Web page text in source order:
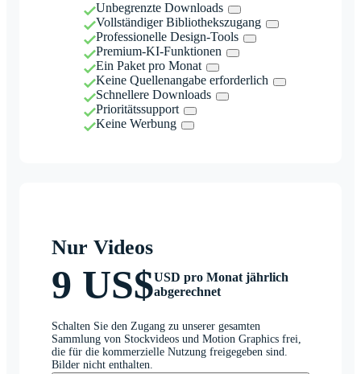
Unbegrenzte Downloads
Vollständiger Bibliothekszugang
Professionelle Design-Tools
Premium-KI-Funktionen
Ein Paket pro Monat
Keine Quellenangabe erforderlich
Schnellere Downloads
Prioritätssupport
Keine Werbung
Nur Videos
9 US$USD pro Monat jährlich
abgerechnet
Schalten Sie den Zugang zu unserer gesamten
Sammlung von Stockvideos und Motion Graphics frei,
die für die kommerzielle Nutzung freigegeben sind.
Bilder nicht enthalten.